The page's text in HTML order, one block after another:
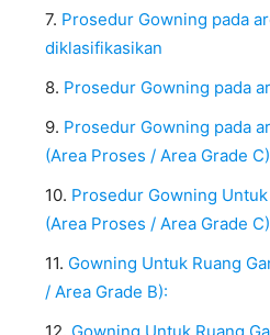
Prosedur Gowning pada
diklasifikasikan
Prosedur Gowning pada
Prosedur Gowning pada
(Area Proses / Area Grade C)
Prosedur Gowning
(Area Proses / Area Grade
Gowning Untuk Ruang
/ Area Grade B):